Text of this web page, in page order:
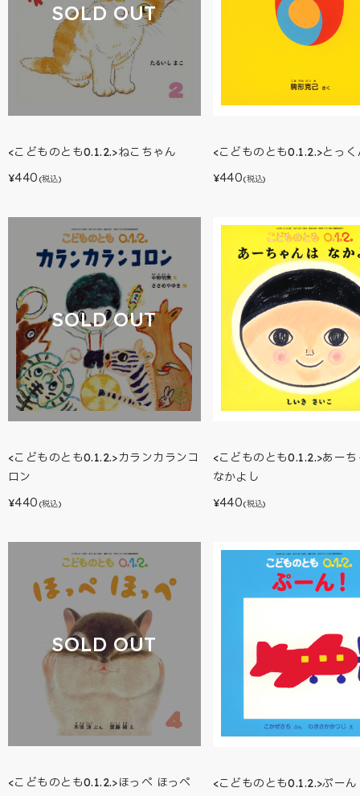
SOLD OUT
<こどものとも0.1.2.>ねこちゃん
¥440 (税込)
<こどものとも0.1.2.>とっく
¥440(税込)
SOLD OUT
<こどものとも0.1.2.>カランカランコ
ロン
¥440 (税込)
<こどものとも0.1.2.>あー
なかよし
¥440(税込)
SOLD OUT
<こどものとも0.1.2.>ほっぺ ほっぺ <こどものとも0.1.2.>ぷーん